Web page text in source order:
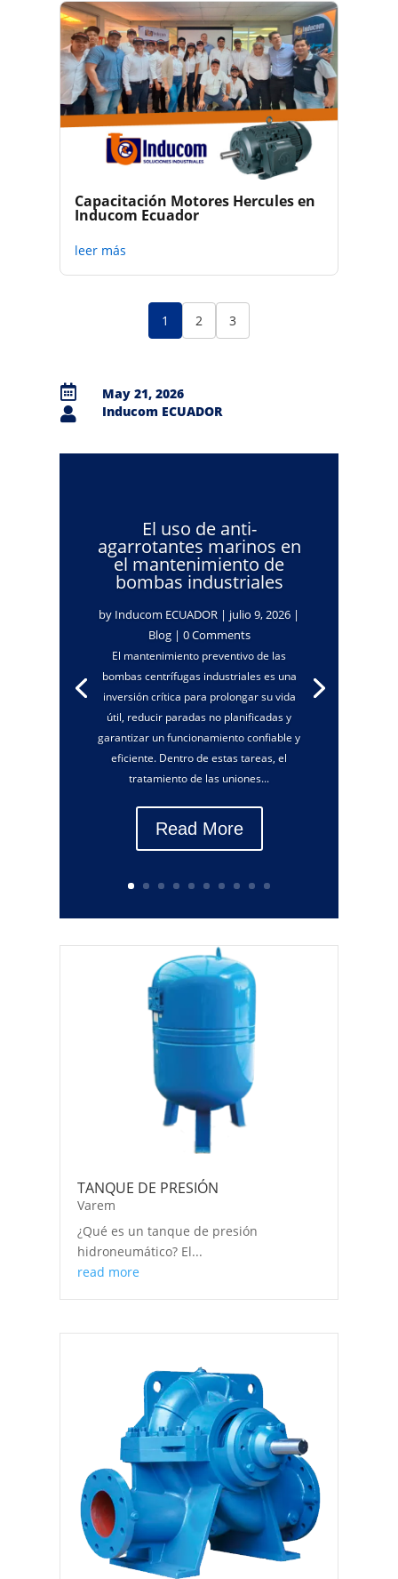
Capacitación Motores Hercules en
Inducom Ecuador
leer más
1 2 3
 May 21, 2026
 Inducom ECUADOR
El uso de anti-
agarrotantes marinos en
el mantenimiento de
bombas industriales
by Inducom ECUADOR | julio 9, 2026 |
Blog| 0 Comments
El mantenimiento preventivo de las
bombas centrífugas industriales es una
inversión crítica para prolongar su vida
útil, reducir paradas no planificadas y
garantizar un funcionamiento confiable y
eficiente. Dentro de estas tareas, el
tratamiento de las uniones...
Read More
TANQUE DE PRESIÓN
Varem
¿Qué es un tanque de presión
hidroneumático? El...
read more